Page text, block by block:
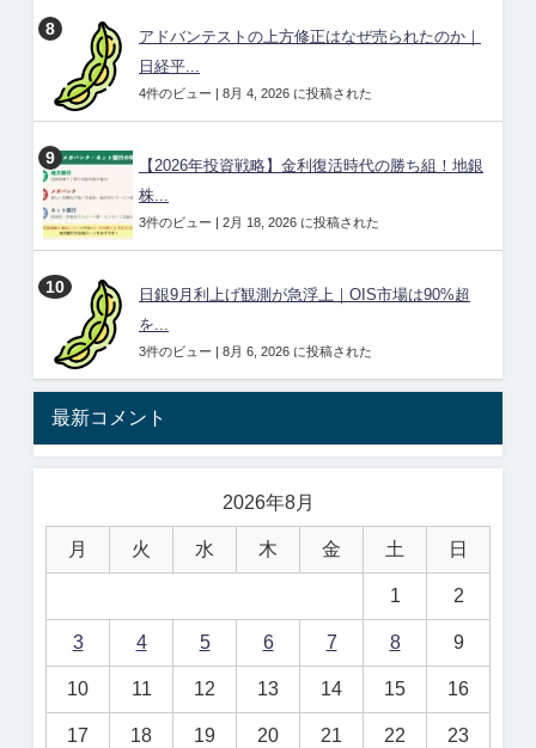
アドバンテストの上方修正はなぜ売られたのか｜
日経平...
4件のビュー | 8月 4, 2026 に投稿された
【2026年投資戦略】金利復活時代の勝ち組！地銀
株...
3件のビュー | 2月 18, 2026 に投稿された
日銀9月利上げ観測が急浮上｜OIS市場は90%超
を...
3件のビュー | 8月 6, 2026 に投稿された
最新コメント
2026年8月
月 火 水 木 金 土 日
1 2
3 4 5 6 7 8 9
10 11 12 13 14 15 16
17 18 19 20 21 22 23